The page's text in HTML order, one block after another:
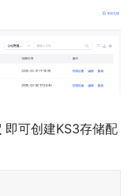
即可创建KS3存储配